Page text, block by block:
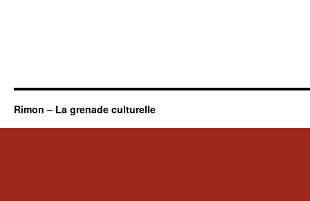
Rimon – La grenade culturelle